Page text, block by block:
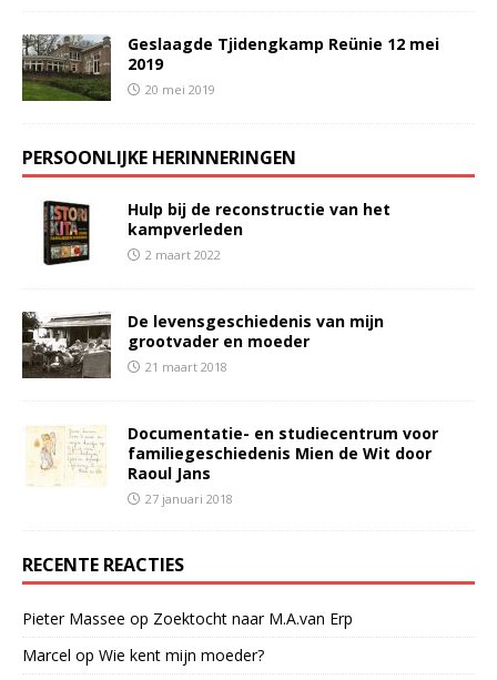
Geslaagde Tjidengkamp Reünie 12 mei
2019
20 mei 2019
PERSOONLIJKE HERINNERINGEN
Hulp bij de reconstructie van het
kampverleden
2 maart 2022
De levensgeschiedenis van mijn
grootvader en moeder
21 maart 2018
Documentatie- en studiecentrum voor
familiegeschiedenis Mien de Wit door
Raoul Jans
27 januari 2018
RECENTE REACTIES
Pieter Massee op Zoektocht naar M.A.van Erp
Marcel op Wie kent mijn moeder?